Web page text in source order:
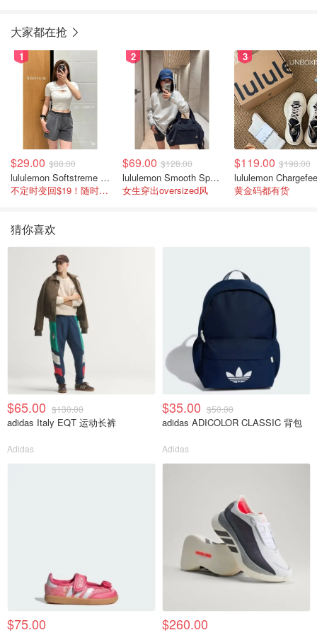
大家都在抢
1
$29.00 $88.00
lululemon Softstreme 女士高腰短裤 10cm
不定时变回$19！随时点进来看
2
$69.00 $128.00
lululemon Smooth Spacer 经典卫衣
女生穿出oversized风
3
$119.00 $198.00
黄金码都有货
猜你喜欢
$65.00 $130.00
adidas Italy EQT 运动长裤
Adidas
$35.00 $50.00
adidas ADICOLOR CLASSIC 背包
Adidas
$75.00 $260.00